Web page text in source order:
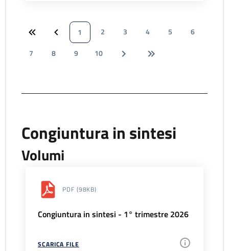
1 2 3 4 5
6
7
8 9 10
Congiuntura in sintesi
Volumi
PDF (98KB)
Congiuntura in sintesi - 1° trimestre 2026
SCARICA FILE